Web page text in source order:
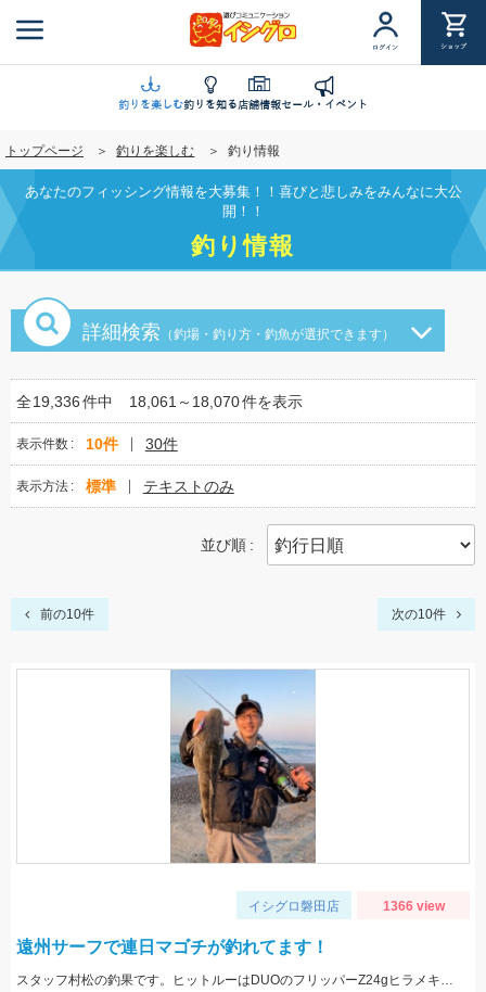
ン
に
移
動
ログイン ショップ
釣りを楽しむ釣りを知る店舗情報セール・イベント
トップページ 釣りを楽しむ 釣り情報
あなたのフィッシング情報を大募集！！喜びと悲しみをみんなに大公
開！！
釣り情報
詳細検索 （釣場・釣り方・釣魚が選択できます）
全19,336件中 18,061～18,070件を表示
表示件数 10件 30件
表示方法 標準 テキストのみ
並び順
前の10件 次の10件
イシグロ磐田店 1366 view
遠州サーフで連日マゴチが釣れてます！
スタッフ村松の釣果です。ヒットルーはDUOのフリッパーZ24gヒラメキャンディ！